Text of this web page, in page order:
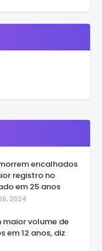
encalhados
registro no
em 25 anos
2024
maior volume de
em 12 anos, diz